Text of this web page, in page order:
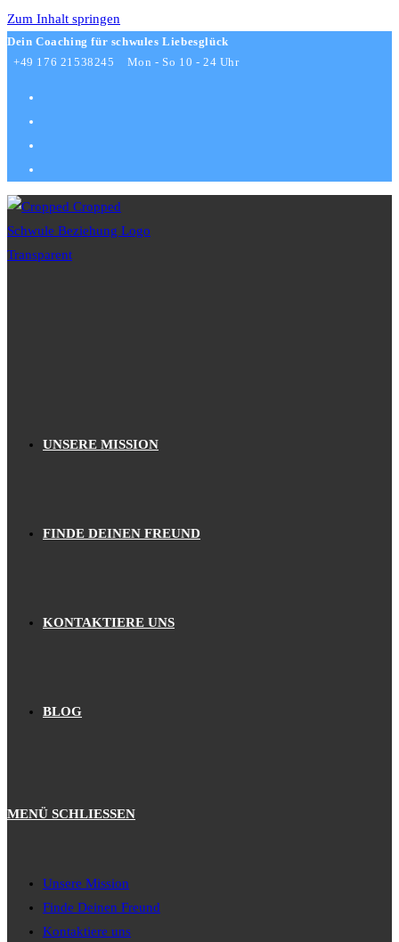
Zum Inhalt springen
Dein Coaching für schwules Liebesglück
+49 176 21538245
Mon - So 10 - 24 Uhr
UNSERE MISSION
FINDE DEINEN FREUND
KONTAKTIERE UNS
BLOG
MENÜ SCHLIESSEN
Unsere Mission
Finde Deinen Freund
Kontaktiere uns